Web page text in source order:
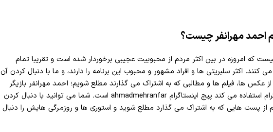
احمد مهرانفر چیست؟
که امروزه در بین اکثر مردم از محبوبیت عجیبی برخوردار شده است و تقریبا تمام
کنند. اکثر سلبریتی ها و افراد مشهور و محبوب این برنامه را دارند، و ما با دنبال کردن آن
عکس ها، فیلم ها و مطالبی که به اشتراک می گذارند مطلع شویم؛ احمد مهرانفر بازیگر
مطرح کشورمان از اینستاگرام استفاده می کند پیج اینستاگرام ahmadmehranfar است. شما می توانید با دنبال کردن
از پست هایی که به اشتراک می گذارد مطلع شوید و استوری ها و روزمرگی هایش را دنبال